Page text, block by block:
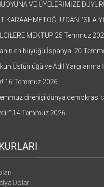
VE ÜYELERİMİZE
KARAAHMETOĞLU’DAN ‘SILA
MEKTUP 25 Temmuz
en büyüğü İspanya! 20
Üstünlüğü ve Adil Yargılanma
16 Temmuz 2026
direnişi dünya demokrasi
14 Temmuz 2026
Doları